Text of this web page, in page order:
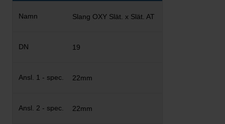
Slang OXY Slät. x Slät. AT
19
22mm
22mm